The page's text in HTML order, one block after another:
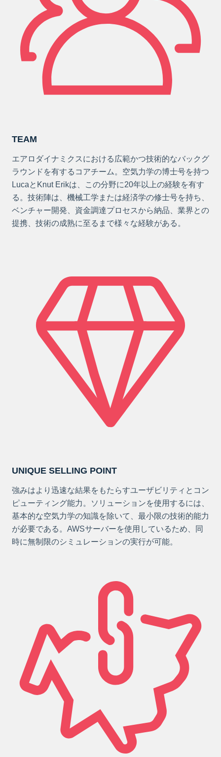
TEAM
エアロダイナミクスにおける広範かつ技術的なバックグ
ラウンドを有するコアチーム。空気力学の博士号を持つ
LucaとKnut Erikは、この分野に20年以上の経験を有す
る。技術陣は、機械工学または経済学の修士号を持ち、
ベンチャー開発、資金調達プロセスから納品、業界との
提携、技術の成熟に至るまで様々な経験がある。
UNIQUE SELLING POINT
強みはより迅速な結果をもたらすユーザビリティとコン
ピューティング能力。ソリューションを使用するには、
基本的な空気力学の知識を除いて、最小限の技術的能力
が必要である。AWSサーバーを使用しているため、同
時に無制限のシミュレーションの実行が可能。